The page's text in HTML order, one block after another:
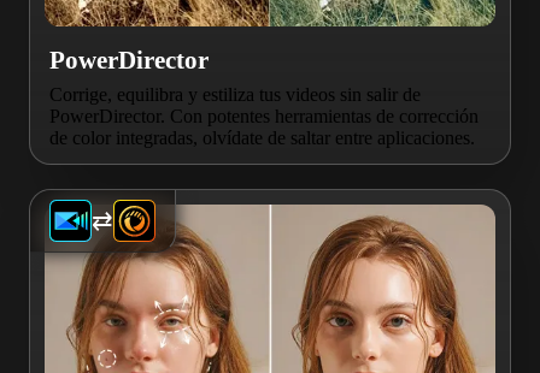
PowerDirector
Corrige, equilibra y estiliza tus videos sin salir de
PowerDirector. Con potentes herramientas de corrección
de color integradas, olvídate de saltar entre aplicaciones.
⇄